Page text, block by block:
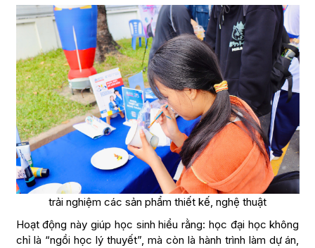
trải nghiệm các sản phẩm thiết kế, nghệ thuật
Hoạt động này giúp học sinh hiểu rằng: học đại học không
chỉ là “ngồi học lý thuyết”, mà còn là hành trình làm dự án,